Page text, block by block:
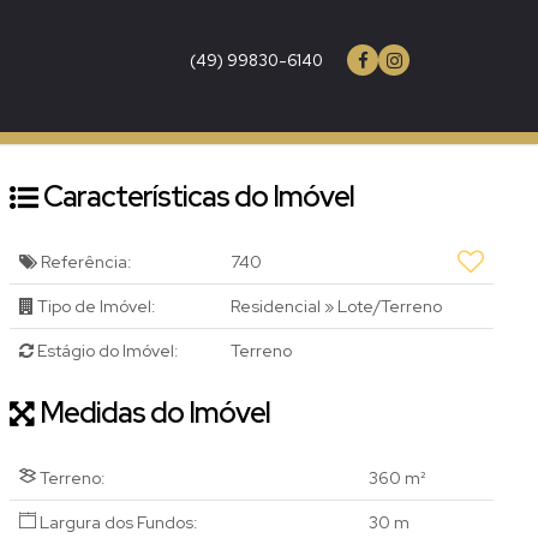
(49) 99830-6140
Características do Imóvel
Referência: 740
Tipo de Imóvel: Residencial »Lote/Terreno
Estágio do Imóvel: Terreno
Medidas do Imóvel
Terreno: 360 m²
Largura dos Fundos: 30 m